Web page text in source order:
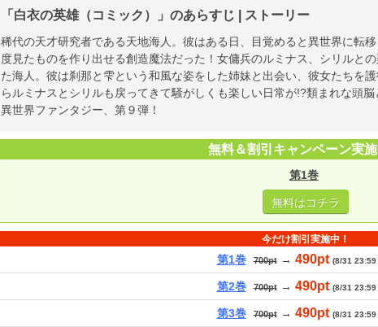
「白衣の英雄（コミック）」のあらすじ | ストーリー
稀代の天才研究者である天地海人。彼はある日、目覚めると異世界に転
度見たものを作り出せる創造魔法だった！女傭兵のルミナス、シリルと
た海人。彼は刹那と雫という和風な姿をした姉妹と出会い、彼女たちを
らルミナスとシリルも戻ってきて騒がしくも楽しい日常が!?類まれな頭
異世界ファンタジー、第９弾！
無料＆割引キャンペーン実施
第1巻
無料はコチラ
今だけ割引実施中！
第1巻 700pt→ 490pt (8/31 23:59
第2巻 700pt→ 490pt (8/31 23:59
第3巻 700pt→ 490pt (8/31 23:59